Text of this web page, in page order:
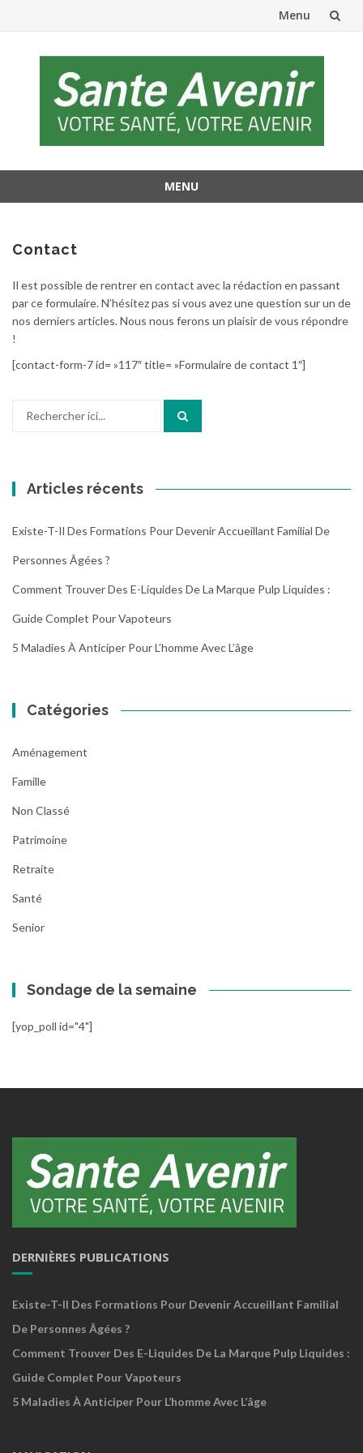
Menu
MENU
contenu
Contact
Il est possible de rentrer en contact avec la rédaction en passant
par ce formulaire. N’hésitez pas si vous avez une question sur un de
nos derniers articles. Nous nous ferons un plaisir de vous répondre
!
[contact-form-7 id= »117″ title= »Formulaire de contact 1″]
Articles récents
Existe-T-Il Des Formations Pour Devenir Accueillant Familial De
Personnes Âgées ?
Comment Trouver Des E-Liquides De La Marque Pulp Liquides :
Guide Complet Pour Vapoteurs
5 Maladies À Anticiper Pour L’homme Avec L’âge
Catégories
Aménagement
Famille
Non Classé
Patrimoine
Retraite
Santé
Senior
Sondage de la semaine
[yop_poll id="4"]
DERNIÈRES PUBLICATIONS
Existe-T-Il Des Formations Pour Devenir Accueillant Familial
De Personnes Âgées ?
Comment Trouver Des E-Liquides De La Marque Pulp Liquides :
Guide Complet Pour Vapoteurs
5 Maladies À Anticiper Pour L’homme Avec L’âge